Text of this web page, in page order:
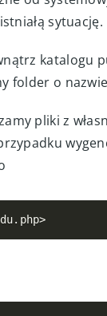
sytuację.
katalogu
folder o
pliki z
. php>